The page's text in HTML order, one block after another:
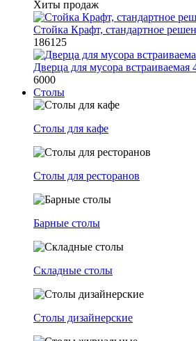
Хиты продаж
Стойка Крафт, стандартное
186125
Дверца для мусора
6000
Столы
Столы для кафе
Столы для ресторанов
Барные столы
Складные столы
Столы дизайнерские